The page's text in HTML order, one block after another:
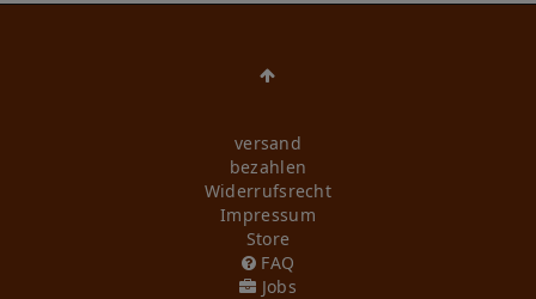
versand
bezahlen
Widerrufs­recht
Impressum
Store
FAQ
Jobs